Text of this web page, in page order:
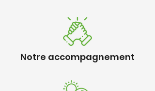
Notre accompagnement